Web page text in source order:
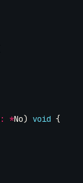
: *No) void {